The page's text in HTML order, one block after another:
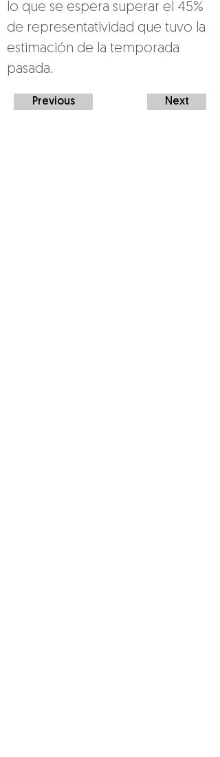
lo que se espera superar el 45%
de representatividad que tuvo la
estimación de la temporada
pasada.
Previous Next